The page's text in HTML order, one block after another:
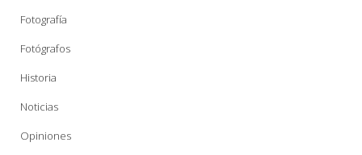
Fotografía
Fotógrafos
Historia
Noticias
Opiniones